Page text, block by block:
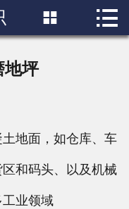
 首页
成功案例
行业知识
 
地坪
地面，如仓库、车
和码头、以及机械
业领域